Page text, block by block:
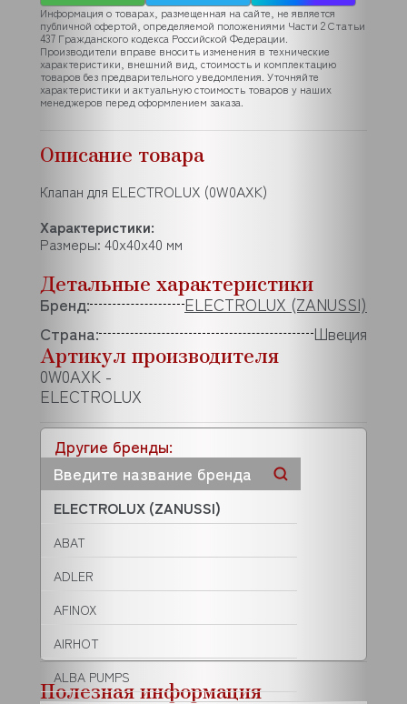
Другие бренды:
ELECTROLUX (ZANUSSI)
ABAT
ADLER
AFINOX
AIRHOT
ALBA PUMPS
Информация о товарах, размещенная на сайте, не является
публичной офертой, определяемой положениями Части 2 Статьи
437 Гражданского кодекса Российской Федерации.
Производители вправе вносить изменения в технические
характеристики, внешний вид, стоимость и комплектацию
товаров без предварительного уведомления. Уточняйте
характеристики и актуальную стоимость товаров у наших
менеджеров перед оформлением заказа.
Описание товара
Клапан для ELECTROLUX (0W0AXK)
Характеристики:
Размеры: 40x40x40 мм
Детальные характеристики
Бренд:
ELECTROLUX (ZANUSSI)
Страна:
Швеция
Артикул производителя
0W0AXK -
ELECTROLUX
Полезная информация